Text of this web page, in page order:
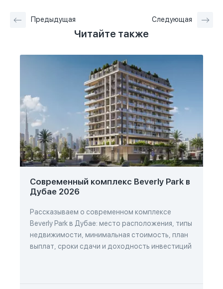
Предыдущая Следующая
Читайте также
Современный комплекс Beverly Park в
Дубае 2026
Рассказываем о современном комплексе
Beverly Park в Дубае: место расположения, типы
недвижимости, минимальная стоимость, план
выплат, сроки сдачи и доходность инвестиций